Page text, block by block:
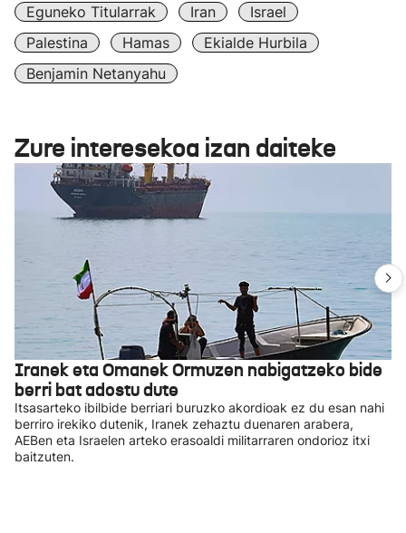
Eguneko Titularrak
Iran
Israel
Palestina
Hamas
Ekialde Hurbila
Benjamin Netanyahu
Zure interesekoa izan daiteke
Iranek eta Omanek Ormuzen nabigatzeko bide
berri bat adostu dute
Itsasarteko ibilbide berriari buruzko akordioak ez du esan nahi
berriro irekiko dutenik, Iranek zehaztu duenaren arabera,
AEBen eta Israelen arteko erasoaldi militarraren ondorioz itxi
baitzuten.